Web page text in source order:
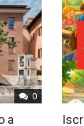
0
a